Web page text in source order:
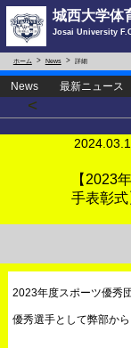
城西大学体
Josai University
ホーム News 詳細
News 最新ニュース
<
【2023
手表彰式
2023年度スポーツ優秀
優秀選手として弊部か